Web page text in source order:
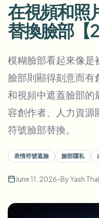
GDPR合规模糊
街头采访模糊
游戏与直播模糊
AI Video Object
人脸匿名化
语音匿名处理器
换脸 - 图片
换脸 - 视频
医疗
诊所和面向患者的视频管理
公共部门
大批量、保留期和SLA
批量车牌模糊
车队、行车记录仪和停车场大
批量人脸模糊
高吞吐量流水线
模糊任何内容
工具
分类
在視頻和照
替換臉部【
模糊臉部看起來像是
臉部則顯得刻意而
和視頻中遮蓋臉部的
容創作者、人力資源
符號臉部替換。
表情符號遮臉 臉部隱私
June 11, 2026•ByYash